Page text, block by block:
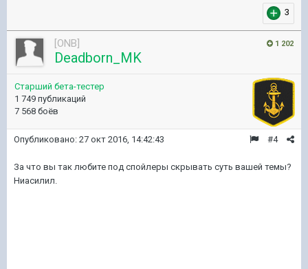
3
1 202
[ONB]
Deadborn_MK
Старший бета-тестер
1 749 публикаций
7 568 боёв
#4
Опубликовано: 27 окт 2016, 14:42:43
За что вы так любите под спойлеры скрывать суть вашей темы?
Ниасилил.